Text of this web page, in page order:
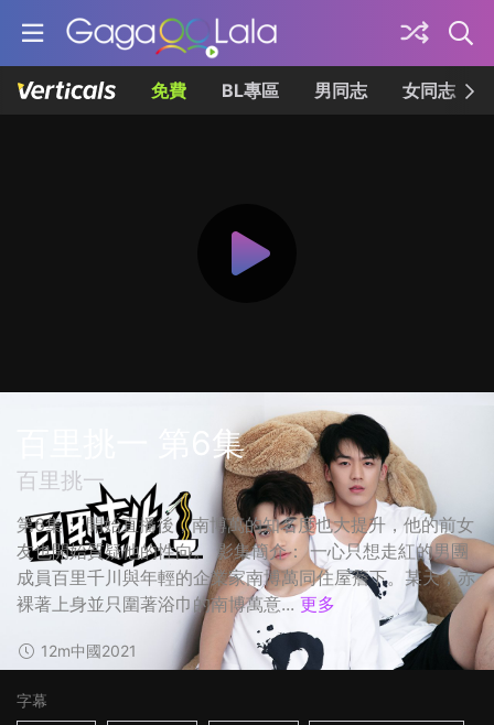
免費 BL專區 男同志 女同志
百里挑一 第6集
百里挑一
第6集： 開始直播後，南博萬的知名度也大提升，他的前女
友也開始質疑他的性向。 影集簡介： 一心只想走紅的男團
成員百里千川與年輕的企業家南博萬同住屋簷下。某天，赤
裸著上身並只圍著浴巾的南博萬意... 更多
12m中國2021
字幕